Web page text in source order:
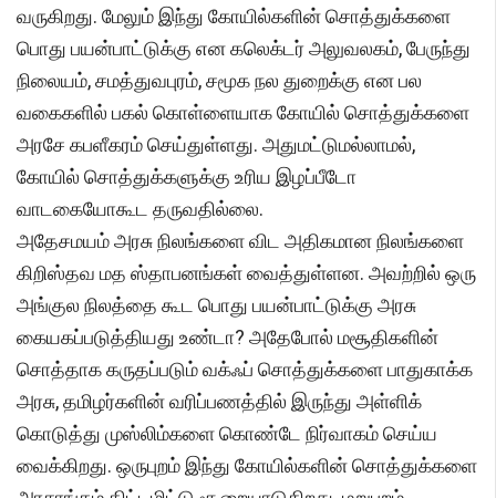
வருகிறது. மேலும் இந்து கோயில்களின் சொத்துக்களை
பொது பயன்பாட்டுக்கு என கலெக்டர் அலுவலகம், பேருந்து
நிலையம், சமத்துவபுரம், சமூக நல துறைக்கு என பல
வகைகளில் பகல் கொள்ளையாக கோயில் சொத்துக்களை
அரசே கபளீகரம் செய்துள்ளது. அதுமட்டுமல்லாமல்,
கோயில் சொத்துக்களுக்கு உரிய இழப்பீடோ
வாடகையோகூட தருவதில்லை.
அதேசமயம் அரசு நிலங்களை விட அதிகமான நிலங்களை
கிறிஸ்தவ மத ஸ்தாபனங்கள் வைத்துள்ளன. அவற்றில் ஒரு
அங்குல நிலத்தை கூட பொது பயன்பாட்டுக்கு அரசு
கையகப்படுத்தியது உண்டா? அதேபோல் மசூதிகளின்
சொத்தாக கருதப்படும் வக்ஃப் சொத்துக்களை பாதுகாக்க
அரசு, தமிழர்களின் வரிப்பணத்தில் இருந்து அள்ளிக்
கொடுத்து முஸ்லிம்களை கொண்டே நிர்வாகம் செய்ய
வைக்கிறது. ஒருபுறம் இந்து கோயில்களின் சொத்துக்களை